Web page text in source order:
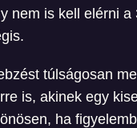
nem is kell elérni
túlságosan
is, akinek egy
ha